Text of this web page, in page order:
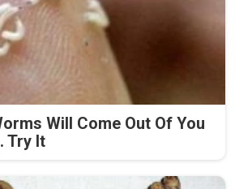
Will Come Out Of You
Try It